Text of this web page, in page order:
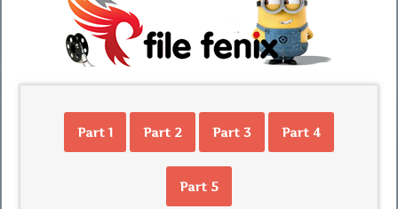
Part 1 Part 2 Part 3 Part 4
Part 5